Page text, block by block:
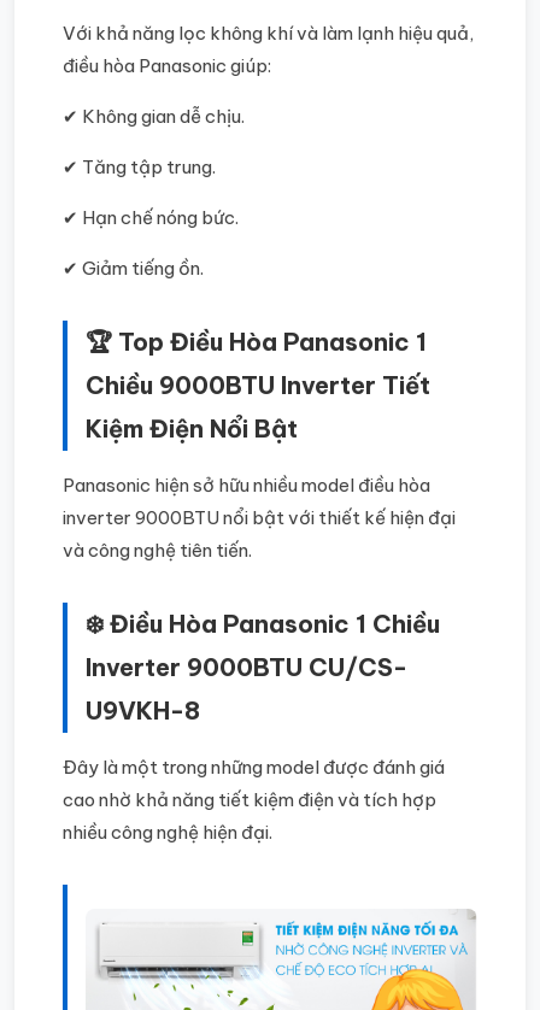
Với khả năng lọc không khí và làm lạnh hiệu quả,
điều hòa Panasonic giúp:
✔ Không gian dễ chịu.
✔ Tăng tập trung.
✔ Hạn chế nóng bức.
✔ Giảm tiếng ồn.
🏆 Top Điều Hòa Panasonic 1
Chiều 9000BTU Inverter Tiết
Kiệm Điện Nổi Bật
Panasonic hiện sở hữu nhiều model điều hòa
inverter 9000BTU nổi bật với thiết kế hiện đại
và công nghệ tiên tiến.
❄️ Điều Hòa Panasonic 1 Chiều
Inverter 9000BTU CU/CS-
U9VKH-8
Đây là một trong những model được đánh giá
cao nhờ khả năng tiết kiệm điện và tích hợp
nhiều công nghệ hiện đại.